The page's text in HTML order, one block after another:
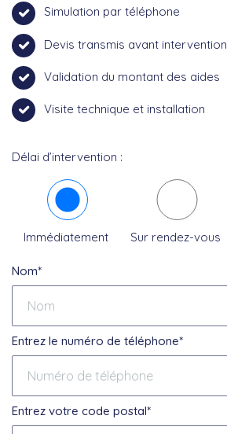
Simulation par téléphone
Devis transmis avant intervention
Validation du montant des aides
Visite technique et installation
Délai d’intervention :
Immédiatement Sur rendez-vous
Nom*
Entrez le numéro de téléphone*
Entrez votre code postal*